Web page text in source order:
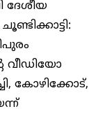
ദേശീയ
വീഡിയോ
കോഴിക്കോട്,